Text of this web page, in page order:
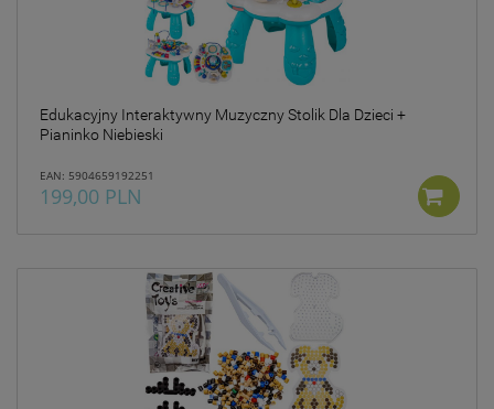
Edukacyjny Interaktywny Muzyczny Stolik Dla Dzieci +
Pianinko Niebieski
EAN: 5904659192251
199,00 PLN